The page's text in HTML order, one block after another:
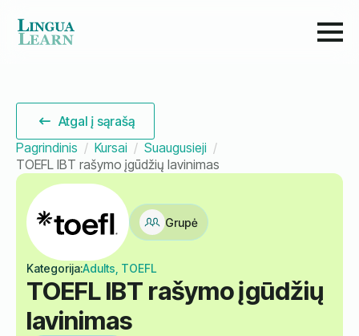
Atgal į sąrašą
Pagrindinis
Kursai
Suaugusieji
TOEFL IBT rašymo įgūdžių lavinimas
Grupė
Kategorija:Adults, TOEFL
TOEFL IBT rašymo įgūdžių
lavinimas